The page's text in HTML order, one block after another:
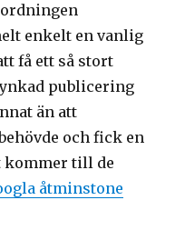
enkelt en vanlig
få ett så stort
publicering
än att
och fick en
kommer till de
åtminstone